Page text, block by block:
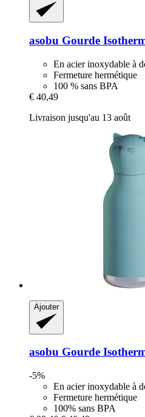
asobu Gourde
En acier inoxydable à
Fermeture hermétique
100 % sans BPA
€ 40,49
Livraison jusqu'au 13 août
Ajouter
asobu Gourde
-5%
En acier inoxydable à
Fermeture hermétique
100% sans BPA